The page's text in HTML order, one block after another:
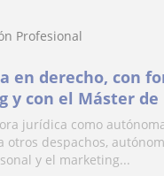
Profesional
en derecho, con
y con el Máster de
FOL (IPE)
jurídica como
otros despachos,
y el marketing...